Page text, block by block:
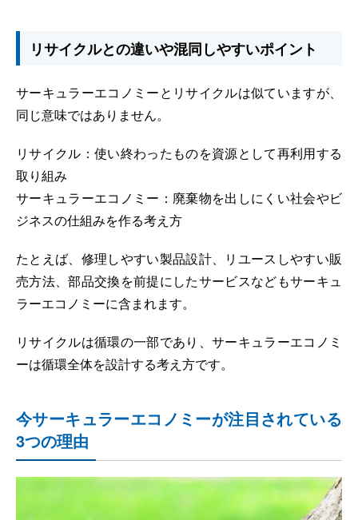
リサイクルとの違いや混同しやすいポイント
サーキュラーエコノミーとリサイクルは似ていますが、
同じ意味ではありません。
リサイクル：使い終わったものを資源として再利用する
取り組み
サーキュラーエコノミー：廃棄物を出しにくい社会やビ
ジネスの仕組みを作る考え方
たとえば、修理しやすい製品設計、リユースしやすい販
売方法、部品交換を前提にしたサービスなどもサーキュ
ラーエコノミーに含まれます。
リサイクルは循環の一部であり、サーキュラーエコノミ
ーは循環全体を設計する考え方です。
今サーキュラーエコノミーが注目されている
3つの理由